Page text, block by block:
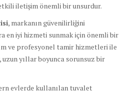
iletişim önemli bir unsurdur.
, markanın güvenilirliğini
en iyi hizmeti sunmak için önemli bir
ve profesyonel tamir hizmetleri ile
yıllar boyunca sorunsuz bir
evlerde kullanılan tuvalet